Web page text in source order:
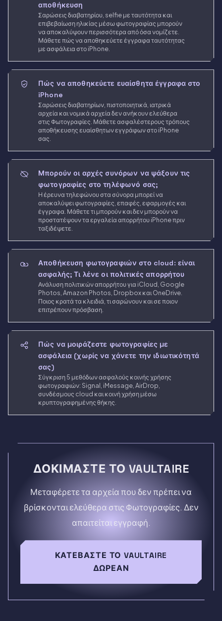
αποθήκευση
Σαρώσεις διαβατηρίου, selfie με ταυτότητα και
επιβεβαίωση ηλικίας μέσω φωτογραφίας μπορούν
να αποκαλύψουν περισσότερα από όσα νομίζετε.
Μάθετε πώς να αποθηκεύετε έγγραφα ταυτότητας
με ασφάλεια στο iPhone.
Πώς να αποθηκεύετε ευαίσθητα έγγραφα στο
iPhone
Σαρώσεις διαβατηρίων, πιστοποιητικά, ιατρικά
αρχεία και νομικά αρχεία δεν ανήκουν ελεύθερα
στις Φωτογραφίες. Μάθετε ασφαλέστερους τρόπους
αποθήκευσης ευαίσθητων εγγράφων στο iPhone
σας.
Μπορούν οι αρχές συνόρων να ψάξουν τις
φωτογραφίες στο τηλέφωνό σας;
Η έρευνα τηλεφώνου στα σύνορα μπορεί να
αποκαλύψει φωτογραφίες, επαφές, εφαρμογές και
έγγραφα. Μάθετε τι μπορούν και δεν μπορούν να
προστατέψουν τα εργαλεία απορρήτου iPhone πριν
ταξιδέψετε.
Αποθήκευση φωτογραφιών στο cloud: είναι
ασφαλής; Τι λένε οι πολιτικές απορρήτου
Ανάλυση πολιτικών απορρήτου για iCloud, Google
Photos, Amazon Photos, Dropbox και OneDrive.
Ποιος κρατά τα κλειδιά, τι σαρώνουν και σε ποιον
επιτρέπουν πρόσβαση.
Πώς να μοιράζεστε φωτογραφίες με
ασφάλεια (χωρίς να χάνετε την ιδιωτικότητά
σας)
Σύγκριση 5 μεθόδων ασφαλούς κοινής χρήσης
φωτογραφιών: Signal, iMessage, AirDrop,
συνδέσμους cloud και κοινή χρήση μέσω
κρυπτογραφημένης θήκης.
ΔΟΚΙΜΆΣΤΕ ΤΟ VAULTAIRE
Μεταφέρετε τα αρχεία που δεν πρέπει να
βρίσκονται ελεύθερα στις Φωτογραφίες. Δεν
απαιτείται εγγραφή.
ΚΑΤΕΒΆΣΤΕ ΤΟ VAULTAIRE
ΔΩΡΕΆΝ